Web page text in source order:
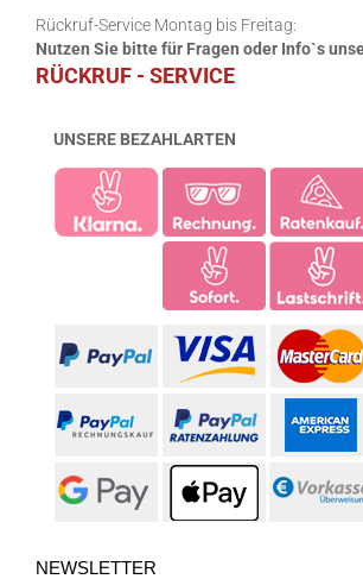
Rückruf-Service Montag bis Freitag:
Nutzen Sie bitte für Fragen oder Info`s
RÜCKRUF - SERVICE
UNSERE BEZAHLARTEN
NEWSLETTER